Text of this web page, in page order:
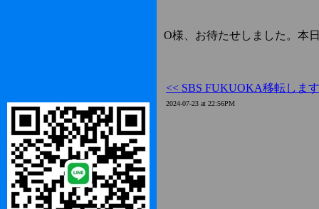
O様、お待たせしました。本
<< SBS FUKUOKA移転します
2024-07-23 at 22:56PM